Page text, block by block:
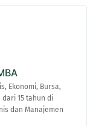
Ekonomi, Bursa,
15 tahun di
dan Manajemen